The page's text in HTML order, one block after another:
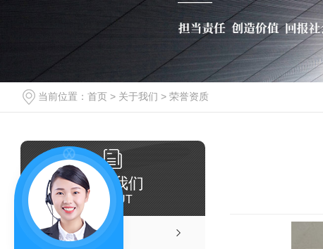
当前位置： 首页 > 关于我们 > 荣誉资质
关于我们
ABOUT
博隆源简介